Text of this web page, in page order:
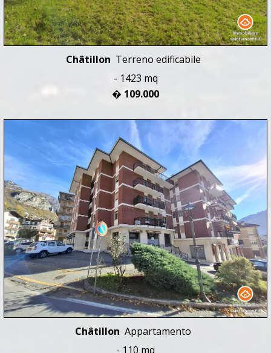
Châtillon Terreno edificabile
- 1423 mq
� 109.000
Châtillon Appartamento
- 110 mq